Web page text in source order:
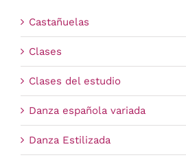
Carrito
Castañuelas
Clases
Clases del estudio
Danza española variada
Danza Estilizada